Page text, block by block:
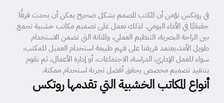
في روتكس نؤمن أن المكتب المصمم بشكل صحيح يمكن أن يحدث فرقًا
حقيقيًا في الأداء اليومي. لذلك نعمل على تصميم مكاتب خشبية تجمع
بين الراحة البصرية، التنظيم العملي، والمتانة التي تضمن الاستخدام
طويل الأمد،يعتمد فريقنا على فهم طبيعة استخدام العميل للمكتب،
سواء للعمل الإداري، الدراسة، الاجتماعات، أو إدارة الأعمال، ثم نقوم
بتنفيذ تصميم مخصص يحقق أفضل تجربة استخدام ممكنة.
أنواع المكاتب الخشبية التي تقدمها روتكس